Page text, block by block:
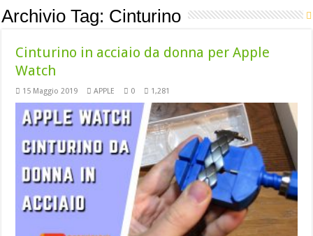
Archivio Tag: Cinturino
Cinturino in acciaio da donna per Apple
Watch
15 Maggio 2019 APPLE 0 1,281